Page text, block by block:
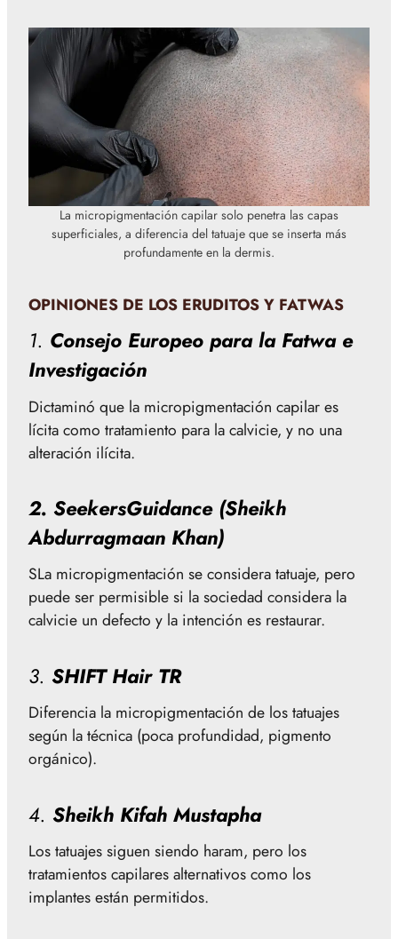
La micropigmentación capilar solo penetra las capas
superficiales, a diferencia del tatuaje que se inserta más
profundamente en la dermis.
OPINIONES DE LOS ERUDITOS Y FATWAS
1. Consejo Europeo para la Fatwa e
Investigación
Dictaminó que la micropigmentación capilar es
lícita como tratamiento para la calvicie, y no una
alteración ilícita.
2. SeekersGuidance (Sheikh
Abdurragmaan Khan)
SLa micropigmentación se considera tatuaje, pero
puede ser permisible si la sociedad considera la
calvicie un defecto y la intención es restaurar.
3. SHIFT Hair TR
Diferencia la micropigmentación de los tatuajes
según la técnica (poca profundidad, pigmento
orgánico).
4. Sheikh Kifah Mustapha
Los tatuajes siguen siendo haram, pero los
tratamientos capilares alternativos como los
implantes están permitidos.